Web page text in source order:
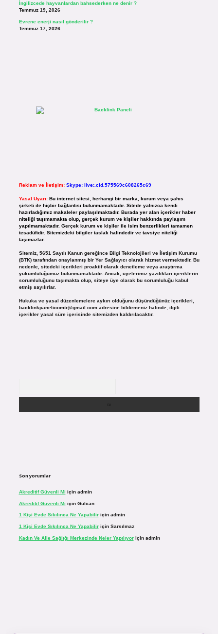
İngilizcede hayvanlardan bahsederken ne denir ?
Temmuz 19, 2026
Evrene enerji nasıl gönderilir ?
Temmuz 17, 2026
Reklam ve İletişim: Skype: live:.cid.575569c608265c69
Yasal Uyarı: Bu internet sitesi, herhangi bir marka, kurum veya şahıs
şirketi ile hiçbir bağlantısı bulunmamaktadır. Sitede yalnızca kendi
hazırladığımız makaleler paylaşılmaktadır. Burada yer alan içerikler haber
niteliği taşımamakta olup, gerçek kurum ve kişiler hakkında paylaşım
yapılmamaktadır. Gerçek kurum ve kişiler ile isim benzerlikleri tamamen
tesadüfidir. Sitemizdeki bilgiler taslak halindedir ve tavsiye niteliği
taşımazlar.
Sitemiz, 5651 Sayılı Kanun gereğince Bilgi Teknolojileri ve İletişim Kurumu
(BTK) tarafından onaylanmış bir Yer Sağlayıcı olarak hizmet vermektedir. Bu
nedenle, sitedeki içerikleri proaktif olarak denetleme veya araştırma
yükümlülüğümüz bulunmamaktadır. Ancak, üyelerimiz yazdıkları içeriklerin
sorumluluğunu taşımakta olup, siteye üye olarak bu sorumluluğu kabul
etmiş sayılırlar.
Hukuka ve yasal düzenlemelere aykırı olduğunu düşündüğünüz içerikleri,
backlinkpanelicomtr@gmail.comadresine bildirmeniz halinde, ilgili
içerikler yasal süre içerisinde sitemizden kaldırılacaktır.
Son yorumlar
Akreditif Güvenli Mi için admin
Akreditif Güvenli Mi için Gülcan
1 Kişi Evde Sıkılınca Ne Yapabiliriçin admin
1 Kişi Evde Sıkılınca Ne Yapabiliriçin Sarsılmaz
Kadın Ve Aile Sağlığı Merkezinde Neler Yapılıyoriçin admin